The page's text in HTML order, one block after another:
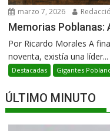
marzo 7, 2026
Memorias Poblanas:
Por Ricardo Morales A
noventa, existía una líder...
Destacadas Gigantes
ÚLTIMO MINUTO